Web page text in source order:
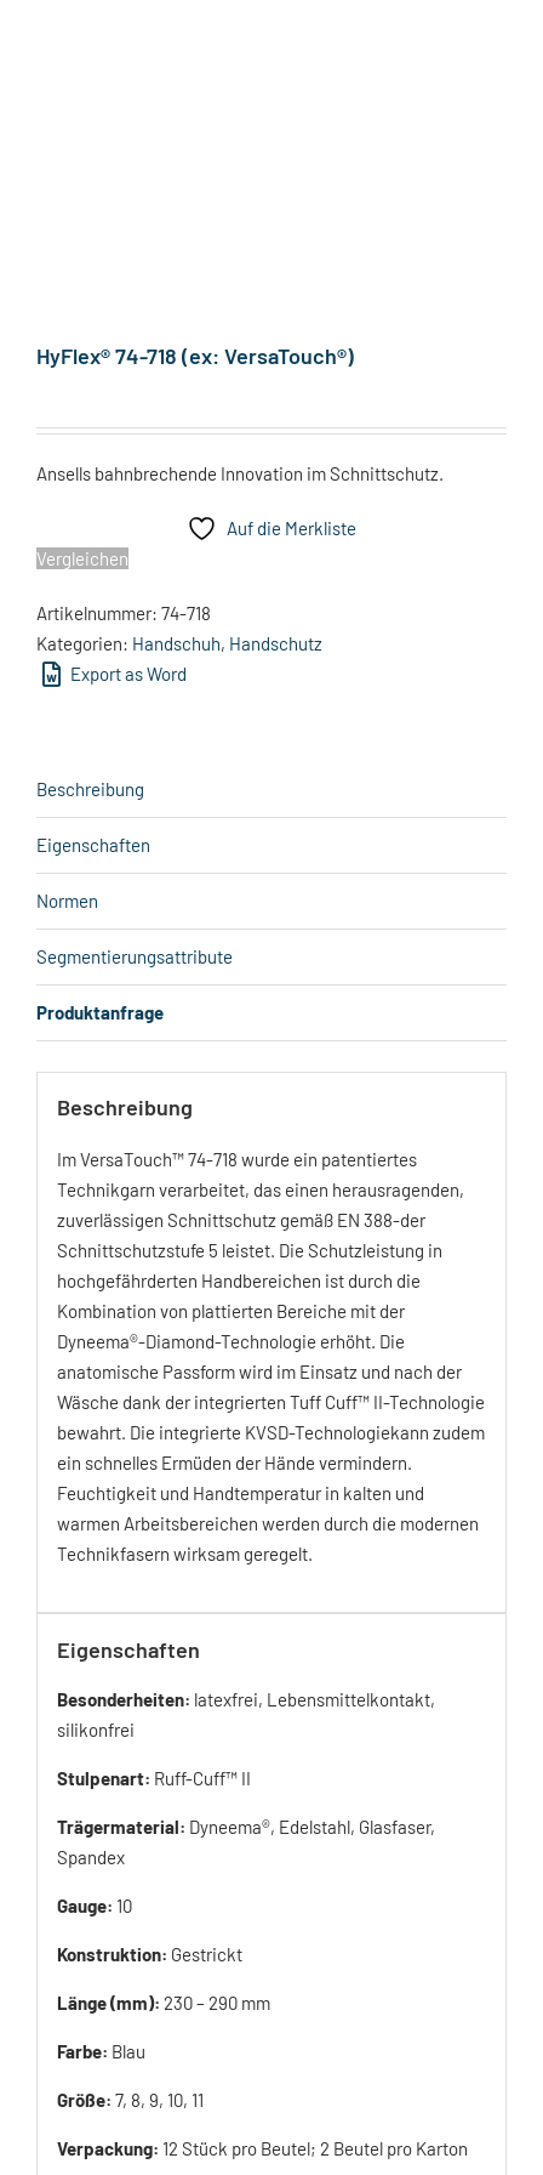
HyFlex® 74-718 (ex: VersaTouch®)
Ansells bahnbrechende Innovation im Schnittschutz.
Auf die Merkliste
Vergleichen
Artikelnummer: 74-718
Kategorien: Handschuh, Handschutz
Export as Word
Beschreibung
Eigenschaften
Normen
Segmentierungsattribute
Produktanfrage
Beschreibung
Im VersaTouch™ 74-718 wurde ein patentiertes
Technikgarn verarbeitet, das einen herausragenden,
zuverlässigen Schnittschutz gemäß EN 388-der
Schnittschutzstufe 5 leistet. Die Schutzleistung in
hochgefährderten Handbereichen ist durch die
Kombination von plattierten Bereiche mit der
Dyneema®-Diamond-Technologie erhöht. Die
anatomische Passform wird im Einsatz und nach der
Wäsche dank der integrierten Tuff Cuff™ II-Technologie
bewahrt. Die integrierte KVSD-Technologiekann zudem
ein schnelles Ermüden der Hände vermindern.
Feuchtigkeit und Handtemperatur in kalten und
warmen Arbeitsbereichen werden durch die modernen
Technikfasern wirksam geregelt.
Eigenschaften
Besonderheiten: latexfrei, Lebensmittelkontakt,
silikonfrei
Stulpenart: Ruff-Cuff™ II
Trägermaterial: Dyneema®, Edelstahl, Glasfaser,
Spandex
Gauge: 10
Konstruktion: Gestrickt
Länge (mm): 230 – 290 mm
Farbe: Blau
Größe: 7, 8, 9, 10, 11
Verpackung: 12 Stück pro Beutel; 2 Beutel pro Karton